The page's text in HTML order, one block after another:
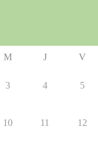
M J V
3 4 5
10 11 12